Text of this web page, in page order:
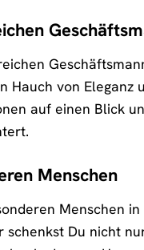
Hauch von
auf einen Blick
Menschen
Menschen
schenkst Du nicht